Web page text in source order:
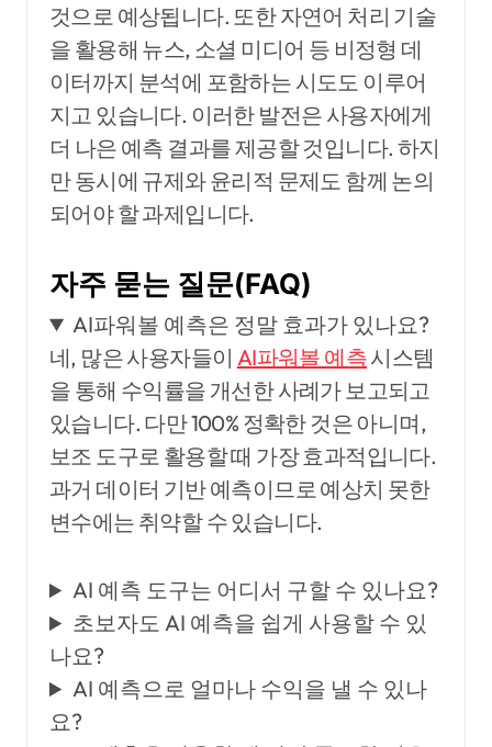
것으로 예상됩니다. 또한 자연어 처리 기술
을 활용해 뉴스, 소셜 미디어 등 비정형 데
이터까지 분석에 포함하는 시도도 이루어
지고 있습니다. 이러한 발전은 사용자에게
더 나은 예측 결과를 제공할 것입니다. 하지
만 동시에 규제와 윤리적 문제도 함께 논의
되어야 할 과제입니다.
자주 묻는 질문(FAQ)
AI파워볼 예측은 정말 효과가 있나요?
네, 많은 사용자들이 AI파워볼 예측시스템
을 통해 수익률을 개선한 사례가 보고되고
있습니다. 다만 100% 정확한 것은 아니며,
보조 도구로 활용할 때 가장 효과적입니다.
과거 데이터 기반 예측이므로 예상치 못한
변수에는 취약할 수 있습니다.
AI 예측 도구는 어디서 구할 수 있나요?
초보자도 AI 예측을 쉽게 사용할 수 있
나요?
AI 예측으로 얼마나 수익을 낼 수 있나
요?